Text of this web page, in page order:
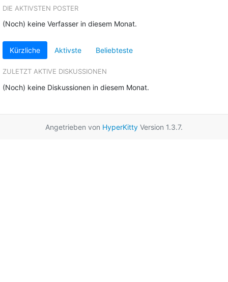
DIE AKTIVSTEN POSTER
(Noch) keine Verfasser in diesem Monat.
Kürzliche Aktivste Beliebteste
ZULETZT AKTIVE DISKUSSIONEN
(Noch) keine Diskussionen in diesem Monat.
Angetrieben von HyperKitty Version 1.3.7.